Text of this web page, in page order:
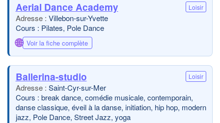
Aerial Dance Academy Loisir
Villebon-sur-Yvette
Cours : Pilates, Pole Dance
🌐 Voir la fiche complète
Ballerina-studio Loisir
Saint-Cyr-sur-Mer
Cours : break dance, comédie musicale, contemporain,
danse classique, éveil à la danse, initiation, hip hop, modern
jazz, Pole Dance, Street Jazz, yoga